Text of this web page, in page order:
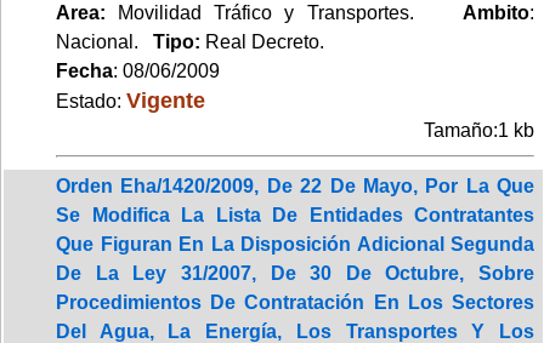
Area: Movilidad Tráfico y Transportes. Ambito:
Nacional. Tipo: Real Decreto.
Fecha: 08/06/2009
Estado: Vigente
Tamaño:1 kb
Orden Eha/1420/2009, De 22 De Mayo, Por La Que
Se Modifica La Lista De Entidades Contratantes
Que Figuran En La Disposición Adicional Segunda
De La Ley 31/2007, De 30 De Octubre, Sobre
Procedimientos De Contratación En Los Sectores
Del Agua, La Energía, Los Transportes Y Los